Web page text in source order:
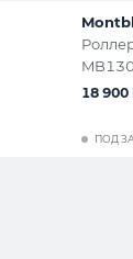
ПОД
18 900